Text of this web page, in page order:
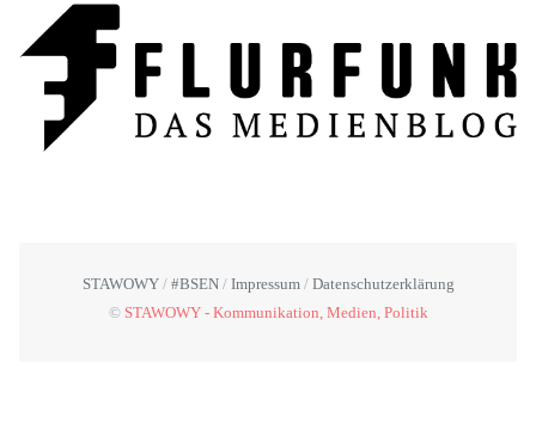
STAWOWY #BSEN Impressum
Datenschutzerklärung
© STAWOWY - Kommunikation, Medien, Politik